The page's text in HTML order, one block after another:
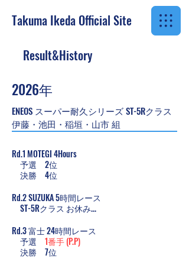
Takuma Ikeda Official Site
Result&History
2026年
ENEOS スーパー耐久シリーズ ST-5Rクラス
​伊藤・池田・稲垣・山市 組
Rd.1 MOTEGI 4Hours
​ 予選 2位
決勝 4位
Rd.2 SUZUKA 5時間レース
​ ST-5Rクラス お休み...
Rd.3 富士 24時間レース
​ 予選 1番手 (P.P)
決勝 7位